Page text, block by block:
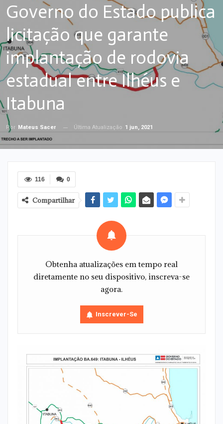
Governo do Estado publica
licitação que garante
implantação de rodovia
estadual entre Ilhéus e
Itabuna
Por Mateus Sacer Última Atualização 1 jun, 2021
0
116
Compartilhar
Obtenha atualizações em tempo real
diretamente no seu dispositivo, inscreva-se
agora.
Inscrever-Se